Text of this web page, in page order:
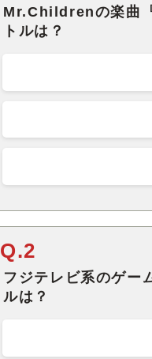
Mr.Childrenの楽曲
トルは？
Q.2
フジテレビ系のゲー
ルは？